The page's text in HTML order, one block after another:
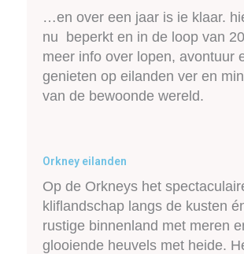
…en over een jaar is ie klaar.
nu beperkt en in de loop van
meer info over lopen, avontuur
genieten op eilanden ver en
van de bewoonde wereld.
Orkney eilanden
Op de Orkneys het
kliflandschap langs de kusten
rustige binnenland met meren
glooiende heuvels met heide.